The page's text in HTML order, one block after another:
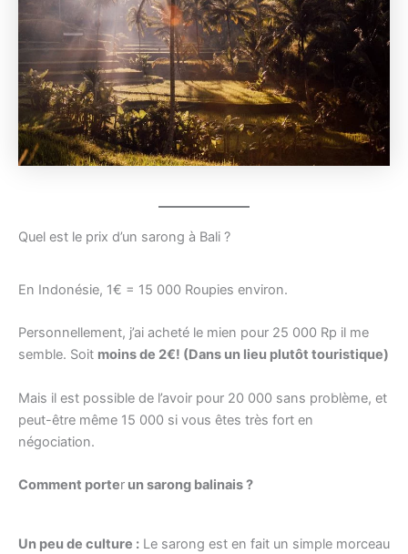
Quel est le prix d’un sarong à Bali ?
En Indonésie, 1€ = 15 000 Roupies environ.
Personnellement, j’ai acheté le mien pour 25 000 Rp il me
semble. Soit moins de 2€! (Dans un lieu plutôt touristique)
Mais il est possible de l’avoir pour 20 000 sans problème, et
peut-être même 15 000 si vous êtes très fort en
négociation.
Comment porter un sarong balinais ?
Un peu de culture : Le sarong est en fait un simple morceau